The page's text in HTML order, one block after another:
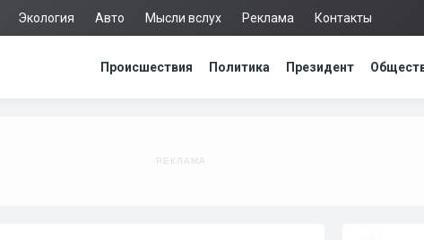
Экология Авто Мысли вслух Реклама Контакты
Происшествия Политика Президент